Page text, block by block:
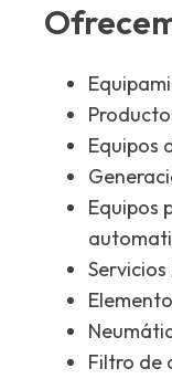
Equipos
Equipos
Filtro de